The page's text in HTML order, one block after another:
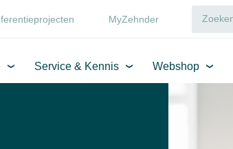
MyZehnder
Service & Kennis Webshop